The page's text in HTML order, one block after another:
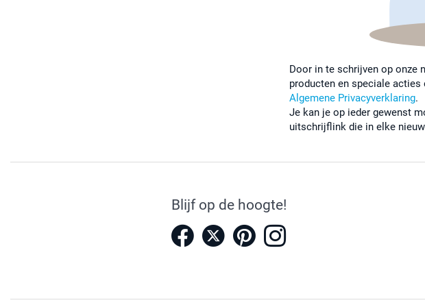
Door in te schrijven op onze
producten en speciale
Algemene Privacyverklaring.
Je kan je op ieder gewenst
uitschrijflink die in elke
Blijf op de hoogte!